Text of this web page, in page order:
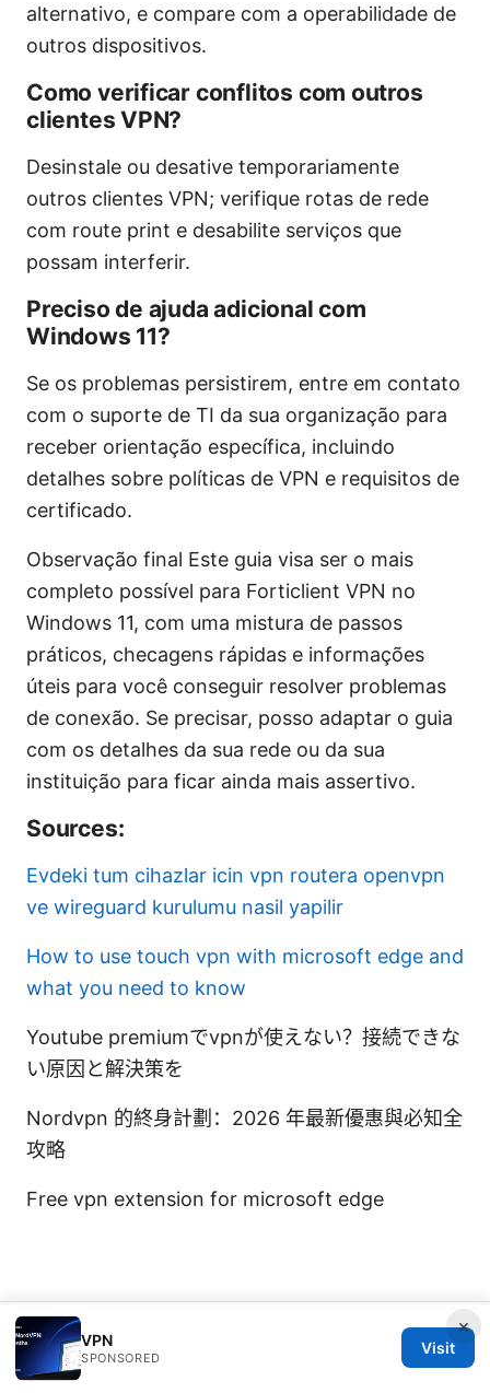
alternativo, e compare com a operabilidade de
outros dispositivos.
Como verificar conflitos com outros
clientes VPN?
Desinstale ou desative temporariamente
outros clientes VPN; verifique rotas de rede
com route print e desabilite serviços que
possam interferir.
Preciso de ajuda adicional com
Windows 11?
Se os problemas persistirem, entre em contato
com o suporte de TI da sua organização para
receber orientação específica, incluindo
detalhes sobre políticas de VPN e requisitos de
certificado.
Observação final Este guia visa ser o mais
completo possível para Forticlient VPN no
Windows 11, com uma mistura de passos
práticos, checagens rápidas e informações
úteis para você conseguir resolver problemas
de conexão. Se precisar, posso adaptar o guia
com os detalhes da sua rede ou da sua
instituição para ficar ainda mais assertivo.
Sources:
Evdeki tum cihazlar icin vpn routera openvpn
ve wireguard kurulumu nasil yapilir
How to use touch vpn with microsoft edge and
what you need to know
Youtube premiumでvpnが使えない？接続できな
い原因と解決策を
Nordvpn 的終身計劃：2026 年最新優惠與必知全
攻略
Free vpn extension for microsoft edge
×
VPN
SPONSORED
Visit
© 2026 IN CANADA. ALL RIGHTS RESERVED.